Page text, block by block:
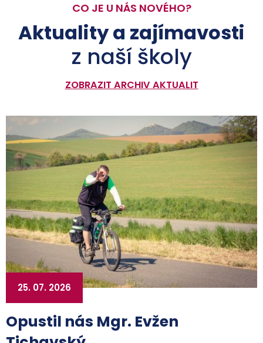
CO JE U NÁS NOVÉHO?
Aktuality a zajímavosti
z naší školy
ZOBRAZIT ARCHIV AKTUALIT
Opustil nás Mgr. Evžen
25. 07. 2026